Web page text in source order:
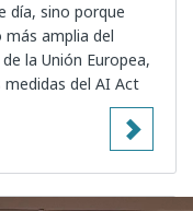
día, sino porque
amplia del
la Unión Europea,
del AI Act